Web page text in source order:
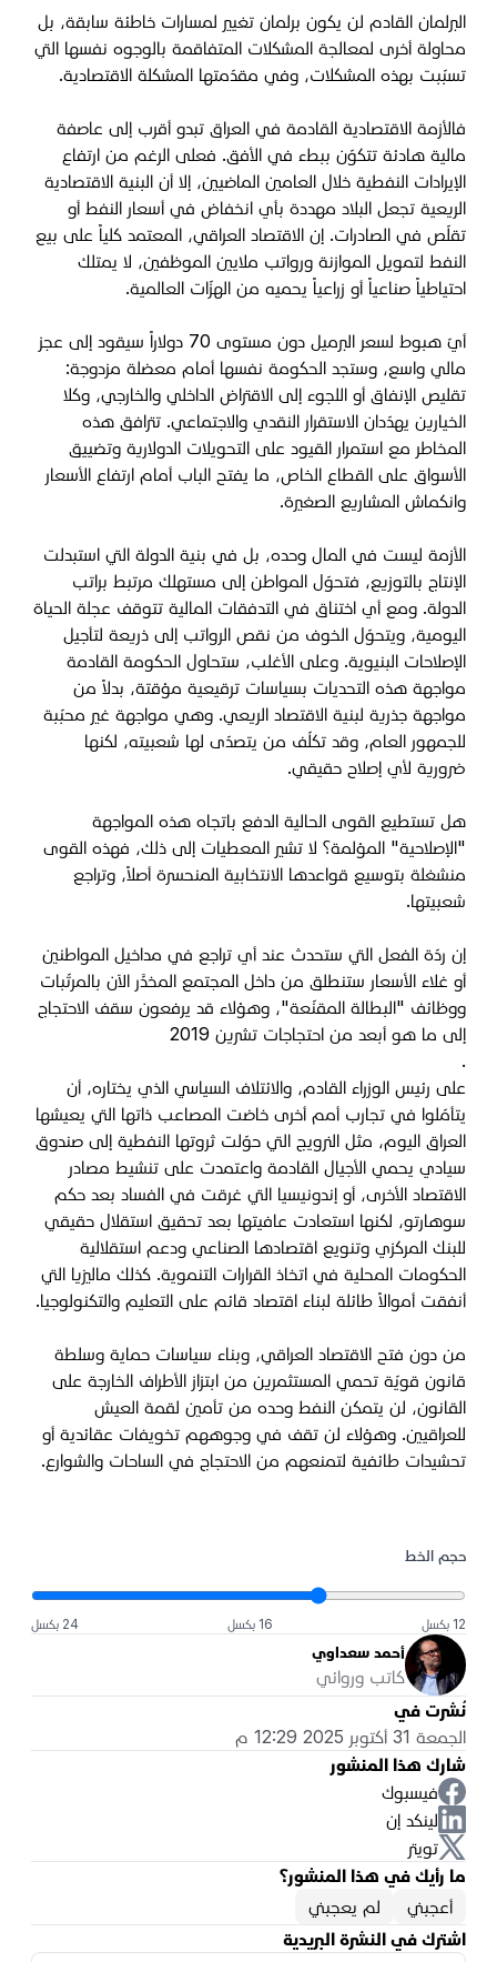
البرلمان القادم لن يكون برلمان تغيير لمسارات خاطئة سابقة، بل
محاولة أخرى لمعالجة المشكلات المتفاقمة بالوجوه نفسها التي
تسبّبت بهذه المشكلات، وفي مقدّمتها المشكلة الاقتصادية.
فالأزمة الاقتصادية القادمة في العراق تبدو أقرب إلى عاصفة
مالية هادئة تتكوّن ببطء في الأفق. فعلى الرغم من ارتفاع
الإيرادات النفطية خلال العامين الماضيين، إلا أن البنية الاقتصادية
الريعية تجعل البلاد مهددة بأي انخفاض في أسعار النفط أو
تقلّص في الصادرات. إن الاقتصاد العراقي، المعتمد كلياً على بيع
النفط لتمويل الموازنة ورواتب ملايين الموظفين، لا يمتلك
احتياطياً صناعياً أو زراعياً يحميه من الهزّات العالمية.
أيّ هبوط لسعر البرميل دون مستوى 70 دولاراً سيقود إلى عجز
مالي واسع، وستجد الحكومة نفسها أمام معضلة مزدوجة:
تقليص الإنفاق أو اللجوء إلى الاقتراض الداخلي والخارجي، وكلا
الخيارين يهدّدان الاستقرار النقدي والاجتماعي. تترافق هذه
المخاطر مع استمرار القيود على التحويلات الدولارية وتضييق
الأسواق على القطاع الخاص، ما يفتح الباب أمام ارتفاع الأسعار
وانكماش المشاريع الصغيرة.
الأزمة ليست في المال وحده، بل في بنية الدولة التي استبدلت
الإنتاج بالتوزيع، فتحوّل المواطن إلى مستهلك مرتبط براتب
الدولة. ومع أي اختناق في التدفقات المالية تتوقف عجلة الحياة
اليومية، ويتحوّل الخوف من نقص الرواتب إلى ذريعة لتأجيل
الإصلاحات البنيوية. وعلى الأغلب، ستحاول الحكومة القادمة
مواجهة هذه التحديات بسياسات ترقيعية مؤقتة، بدلاً من
مواجهة جذرية لبنية الاقتصاد الريعي. وهي مواجهة غير محبّبة
للجمهور العام، وقد تكلّف من يتصدّى لها شعبيته، لكنها
ضرورية لأي إصلاح حقيقي.
هل تستطيع القوى الحالية الدفع باتجاه هذه المواجهة
"الإصلاحية" المؤلمة؟ لا تشير المعطيات إلى ذلك، فهذه القوى
منشغلة بتوسيع قواعدها الانتخابية المنحسرة أصلاً، وتراجع
شعبيتها.
إن ردّة الفعل التي ستحدث عند أي تراجع في مداخيل المواطنين
أو غلاء الأسعار ستنطلق من داخل المجتمع المخدَّر الآن بالمرتّبات
ووظائف "البطالة المقنّعة"، وهؤلاء قد يرفعون سقف الاحتجاج
إلى ما هو أبعد من احتجاجات تشرين 2019
.
على رئيس الوزراء القادم، والائتلاف السياسي الذي يختاره، أن
يتأمّلوا في تجارب أمم أخرى خاضت المصاعب ذاتها التي يعيشها
العراق اليوم، مثل النرويج التي حوّلت ثروتها النفطية إلى صندوق
سيادي يحمي الأجيال القادمة واعتمدت على تنشيط مصادر
الاقتصاد الأخرى، أو إندونيسيا التي غرقت في الفساد بعد حكم
سوهارتو، لكنها استعادت عافيتها بعد تحقيق استقلال حقيقي
للبنك المركزي وتنويع اقتصادها الصناعي ودعم استقلالية
الحكومات المحلية في اتخاذ القرارات التنموية. كذلك ماليزيا التي
أنفقت أموالاً طائلة لبناء اقتصاد قائم على التعليم والتكنولوجيا.
من دون فتح الاقتصاد العراقي، وبناء سياسات حماية وسلطة
قانون قويّة تحمي المستثمرين من ابتزاز الأطراف الخارجة على
القانون، لن يتمكن النفط وحده من تأمين لقمة العيش
للعراقيين. وهؤلاء لن تقف في وجوههم تخويفات عقائدية أو
تحشيدات طائفية لتمنعهم من الاحتجاج في الساحات والشوارع.
حجم الخط
12 بكسل 16 بكسل 24 بكسل
أحمد سعداوي
كاتب وروائي
نُشرت في
الجمعة 31 أكتوبر 2025 12:29 م
شارك هذا المنشور
فيسبوك
لينكد إن
تويتر
ما رأيك في هذا المنشور؟
أعجبني
لم يعجبني
اشترك في النشرة البريدية